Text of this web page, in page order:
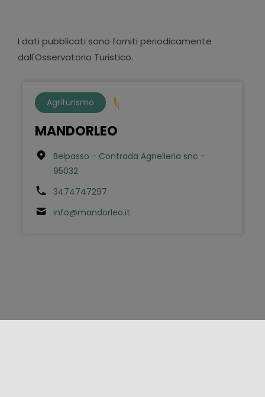
I dati pubblicati sono forniti periodicamente
dall'Osservatorio Turistico.
Agriturismo
MANDORLEO
Belpasso - Contrada Agnelleria snc -
95032
3474747297
info@mandorleo.it